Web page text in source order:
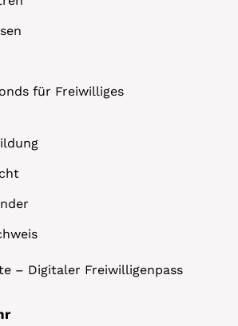
für Freiwilliges
– Digitaler Freiwilligenpass